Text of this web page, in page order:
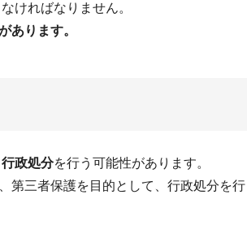
ければなりません。
あります。
行政処分を行う可能性があります。
三者保護を目的として、行政処分を